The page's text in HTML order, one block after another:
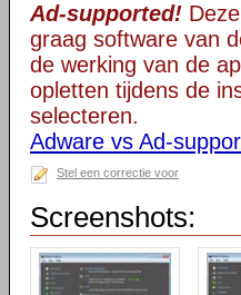
Ad-supported!
graag software van
de werking van de
opletten tijdens de
selecteren.
Adware vs Ad-
Stel een correctie voor
Screenshots: